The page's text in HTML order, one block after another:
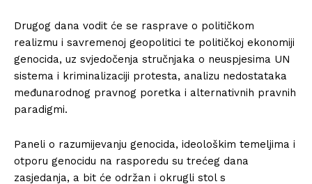
Drugog dana vodit će se rasprave o političkom
realizmu i savremenoj geopolitici te političkoj ekonomiji
genocida, uz svjedočenja stručnjaka o neuspjesima UN
sistema i kriminalizaciji protesta, analizu nedostataka
međunarodnog pravnog poretka i alternativnih pravnih
paradigmi.
Paneli o razumijevanju genocida, ideološkim temeljima i
otporu genocidu na rasporedu su trećeg dana
zasjedanja, a bit će održan i okrugli stol s